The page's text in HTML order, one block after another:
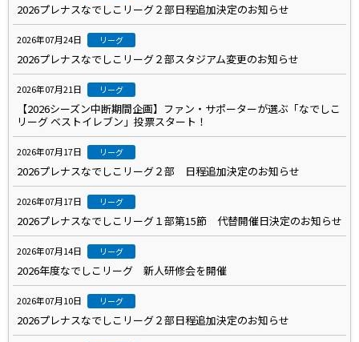
2026プレナスなでしこリーグ２部日程追加決定のお知らせ
2026年07月24日 リーグ
2026プレナスなでしこリーグ２部スタジアム変更のお知らせ
2026年07月21日 リーグ
【2026シーズン中断期間企画】ファン・サポーターが選ぶ「なでしこ
リーグ ベストイレブン」投票スタート！
2026年07月17日 リーグ
2026プレナスなでしこリーグ２部 日程追加決定のお知らせ
2026年07月17日 リーグ
2026プレナスなでしこリーグ１部第15節 代替開催日決定のお知らせ
2026年07月14日 リーグ
2026年度なでしこリーグ 新人研修会を開催
2026年07月10日 リーグ
2026プレナスなでしこリーグ２部日程追加決定のお知らせ